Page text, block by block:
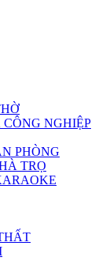
NGHIỆP
PHÒNG
TRỌ